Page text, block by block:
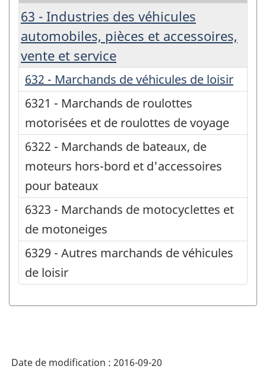
63 - Industries des véhicules
automobiles, pièces et accessoires,
vente et service
632 - Marchands de véhicules de loisir
6321 - Marchands de roulottes
motorisées et de roulottes de voyage
6322 - Marchands de bateaux, de
moteurs hors-bord et d'accessoires
pour bateaux
6323 - Marchands de motocyclettes et
de motoneiges
6329 - Autres marchands de véhicules
de loisir
Date de modification : 2016-09-20